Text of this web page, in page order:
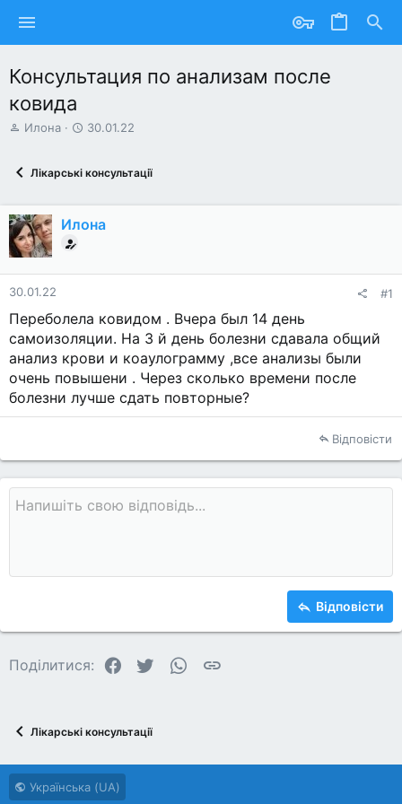
Консультация по анализам после
ковида
А
т
е
м
и
Илона
Д
а
т
в
е
я
30.01.22
Лікарські консультації
Илона
30.01.22 #1
Переболела ковидом . Вчера был 14 день
самоизоляции. На 3 й день болезни сдавала общий
анализ крови и коаулограмму ,все анализы были
очень повышени . Через сколько времени после
болезни лучше сдать повторные?
Відповісти
Відповісти
Поділитися: Facebook
TwitterWhatsApp
Лікарські консультації
Українська (UA)